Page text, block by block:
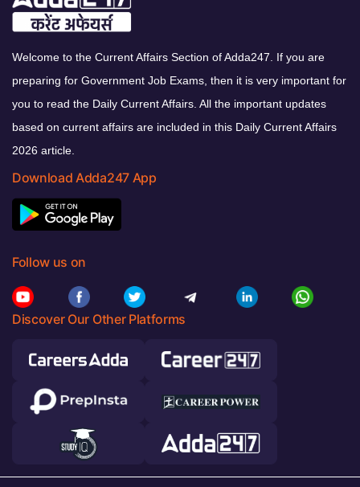
Welcome to the Current Affairs Section of Adda247. If you are
preparing for Government Job Exams, then it is very important for
you to read the Daily Current Affairs. All the important updates
based on current affairs are included in this Daily Current Affairs
2026 article.
Download Adda247 App
Follow us on
Discover Our Other Platforms